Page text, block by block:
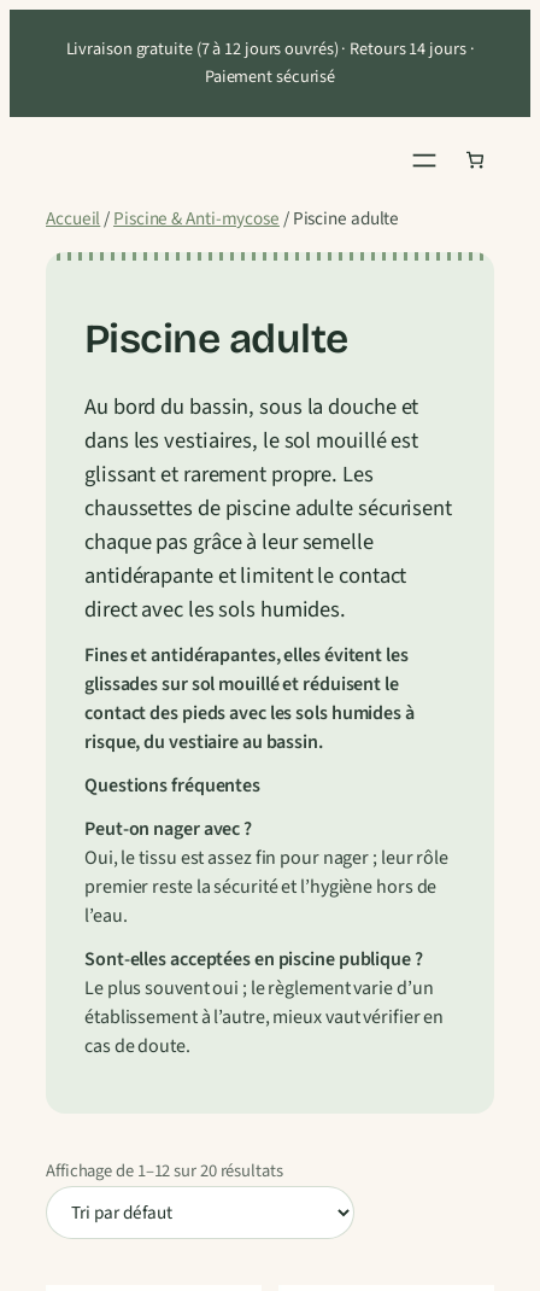
Livraison gratuite (7 à 12 jours ouvrés) · Retours 14 jours ·
Paiement sécurisé
Accueil/Piscine & Anti-mycose/ Piscine adulte
Piscine adulte
Au bord du bassin, sous la douche et
dans les vestiaires, le sol mouillé est
glissant et rarement propre. Les
chaussettes de piscine adulte sécurisent
chaque pas grâce à leur semelle
antidérapante et limitent le contact
direct avec les sols humides.
Fines et antidérapantes, elles évitent les
glissades sur sol mouillé et réduisent le
contact des pieds avec les sols humides à
risque, du vestiaire au bassin.
Questions fréquentes
Peut-on nager avec ?
Oui, le tissu est assez fin pour nager ; leur rôle
premier reste la sécurité et l’hygiène hors de
l’eau.
Sont-elles acceptées en piscine publique ?
Le plus souvent oui ; le règlement varie d’un
établissement à l’autre, mieux vaut vérifier en
cas de doute.
Affichage de 1–12 sur 20 résultats